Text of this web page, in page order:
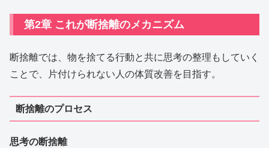
第2章 これが断捨離のメカニズム
断捨離では、物を捨てる行動と共に思考の整理もしていく
ことで、片付けられない人の体質改善を目指す。
断捨離のプロセス
思考の断捨離